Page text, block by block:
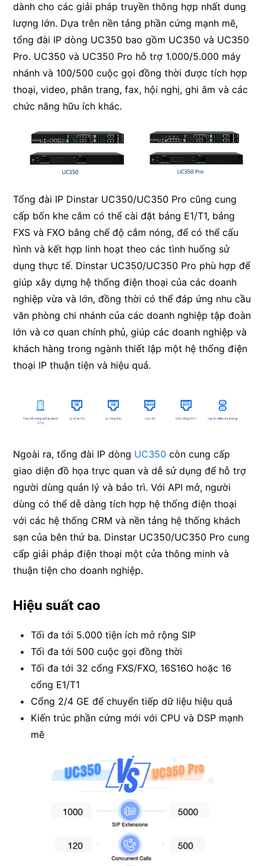
dành cho các giải pháp truyền thông hợp nhất dung
lượng lớn. Dựa trên nền tảng phần cứng mạnh mẽ,
tổng đài IP dòng UC350 bao gồm UC350 và UC350
Pro. UC350 và UC350 Pro hỗ trợ 1.000/5.000 máy
nhánh và 100/500 cuộc gọi đồng thời được tích hợp
thoại, video, phân trang, fax, hội nghị, ghi âm và các
chức năng hữu ích khác.
Tổng đài IP Dinstar UC350/UC350 Pro cũng cung
cấp bốn khe cắm có thể cài đặt bảng E1/T1, bảng
FXS và FXO bằng chế độ cắm nóng, để có thể cấu
hình và kết hợp linh hoạt theo các tình huống sử
dụng thực tế. Dinstar UC350/UC350 Pro phù hợp để
giúp xây dựng hệ thống điện thoại của các doanh
nghiệp vừa và lớn, đồng thời có thể đáp ứng nhu cầu
văn phòng chi nhánh của các doanh nghiệp tập đoàn
lớn và cơ quan chính phủ, giúp các doanh nghiệp và
khách hàng trong ngành thiết lập một hệ thống điện
thoại IP thuận tiện và hiệu quả.
Ngoài ra, tổng đài IP dòng UC350 còn cung cấp
giao diện đồ họa trực quan và dễ sử dụng để hỗ trợ
người dùng quản lý và bảo trì. Với API mở, người
dùng có thể dễ dàng tích hợp hệ thống điện thoại
với các hệ thống CRM và nền tảng hệ thống khách
sạn của bên thứ ba. Dinstar UC350/UC350 Pro cung
cấp giải pháp điện thoại một cửa thông minh và
thuận tiện cho doanh nghiệp.
Hiệu suất cao
Tối đa tới 5.000 tiện ích mở rộng SIP
Tối đa tới 500 cuộc gọi đồng thời
Tối đa tới 32 cổng FXS/FXO, 16S16O hoặc 16
cổng E1/T1
Cổng 2/4 GE để chuyển tiếp dữ liệu hiệu quả
Kiến trúc phần cứng mới với CPU và DSP mạnh
mẽ